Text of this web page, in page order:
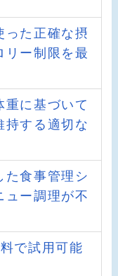
った正確な摂
リー制限を最
重に基づいて
持する適切な
た食事管理シ
ュー調理が不
で試用可能